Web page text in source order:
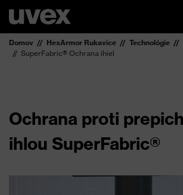
Domov HexArmor Rukavice Technológie
SuperFabric® Ochrana ihiel
Ochrana proti
ihlou SuperFabric®